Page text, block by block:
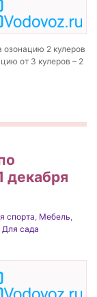
озонацию 2 кулеров
от 3 кулеров – 2
декабря
спорта, Мебель,
Для сада